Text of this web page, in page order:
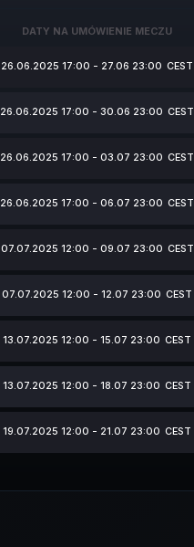
DATY NA UMÓWIENIE MECZU
26.06.2025 17:00 - 27.06 23:00 CEST
26.06.2025 17:00 - 30.06 23:00 CEST
26.06.2025 17:00 - 03.07 23:00 CEST
26.06.2025 17:00 - 06.07 23:00 CEST
07.07.2025 12:00 - 09.07 23:00 CEST
07.07.2025 12:00 - 12.07 23:00 CEST
13.07.2025 12:00 - 15.07 23:00 CEST
13.07.2025 12:00 - 18.07 23:00 CEST
19.07.2025 12:00 - 21.07 23:00 CEST